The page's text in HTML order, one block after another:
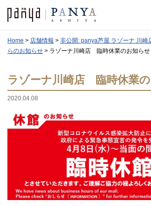
Home > 店舗情報 > 非公開: panya芦屋 ラゾーナ 川崎
らのお知らせ > ラゾーナ川崎店 臨時休業のお知らせ
ラゾーナ川崎店 臨時休業
2020.04.08